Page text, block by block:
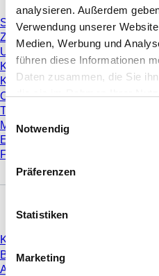
analysieren. Außerdem
Verwendung unserer
Medien, Werbung und
führen diese Informationen
Daten zusammen, die Sie
Einwilligungsauswahl
Notwendig
Präferenzen
Statistiken
Marketing
Service & Support
Zentrifugationsbedingungen
Umrechnung von RZB
Kompatibilitätsübersicht PCR
Kompatibilitätsübersicht
Chargenzertifikate
Technischer Geräteservice
Messen & Kongresse
E-Learning
FAQ
Katalog
Broschüren
Anwenderinformationen